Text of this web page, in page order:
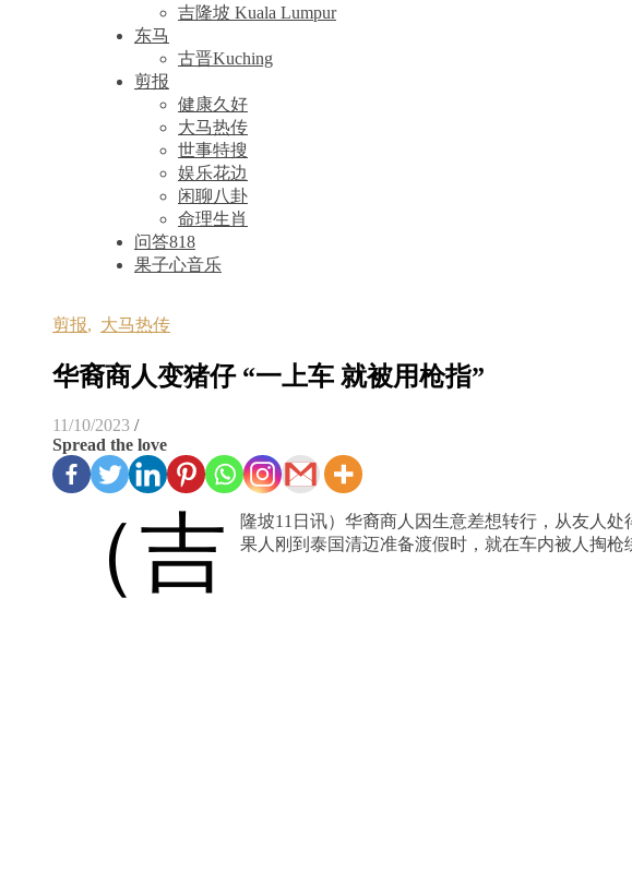
吉隆坡 Kuala Lumpur
东马
古晋Kuching
剪报
健康久好
大马热传
世事特搜
娱乐花边
闲聊八卦
命理生肖
问答818
果子心音乐
剪报, 大马热传
华裔商人变猪仔 “一上车 就被用枪指”
11/10/2023 /
Spread the love
（吉
隆坡11日讯）华裔商人因生意差想转行，从友人
果人刚到泰国清迈准备渡假时，就在车内被人掏枪